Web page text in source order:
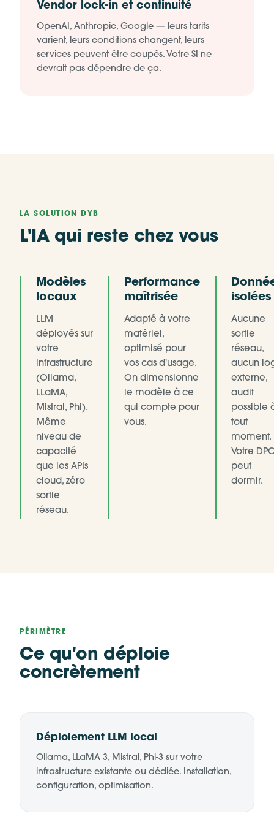
Vendor lock-in et continuité
OpenAI, Anthropic, Google — leurs tarifs
varient, leurs conditions changent, leurs
services peuvent être coupés. Votre SI ne
devrait pas dépendre de ça.
LA SOLUTION DYB
L'IA qui reste chez vous
Modèles
locaux
LLM
déployés sur
votre
infrastructure
(Ollama,
LLaMA,
Mistral, Phi).
Même
niveau de
capacité
que les APIs
cloud, zéro
sortie
réseau.
Performance
maîtrisée
Adapté à votre
matériel,
optimisé pour
vos cas d'usage.
On dimensionne
le modèle à ce
qui compte pour
vous.
isolées
Aucune
sortie
réseau,
aucun
externe,
audit
possible
tout
moment.
Votre
peut
dormir.
PÉRIMÈTRE
Ce qu'on déploie
concrètement
Déploiement LLM local
Ollama, LLaMA 3, Mistral, Phi-3 sur votre
infrastructure existante ou dédiée. Installation,
configuration, optimisation.